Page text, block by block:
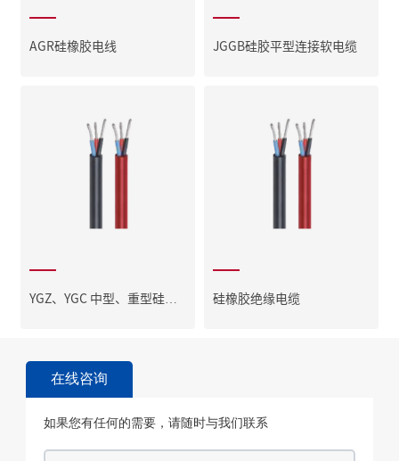
AGR硅橡胶电线 JGGB硅胶平型连接软电缆
YGZ、YGC 中型、重型硅橡
硅橡胶绝缘电缆
在线咨询
如果您有任何的需要，请随时与我们联系